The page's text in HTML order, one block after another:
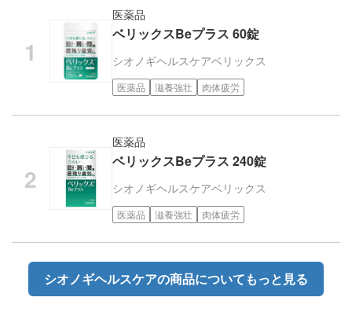
医薬品
ベリックスBeプラス 60錠
シオノギヘルスケアベリックス
医薬品 滋養強壮 肉体疲労
医薬品
ベリックスBeプラス 240錠
シオノギヘルスケアベリックス
医薬品 滋養強壮 肉体疲労
シオノギヘルスケアの商品についてもっと見る